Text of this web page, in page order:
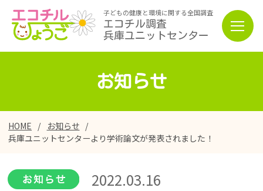
子どもの健康と環境に関する全国調査
エコチル調査
兵庫ユニットセンター
お知らせ
HOME
お知らせ
兵庫ユニットセンターより学術論文が発表されました！
2022.03.16